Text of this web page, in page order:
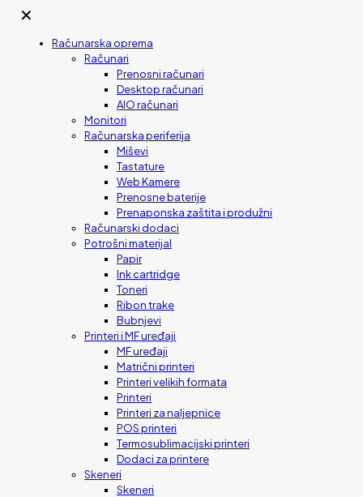
✕
Računarska oprema
Računari
Prenosni računari
Desktop računari
AIO računari
Monitori
Računarska periferija
Miševi
Tastature
Web Kamere
Prenosne baterije
Prenaponska zaštita i produžni
Računarski dodaci
Potrošni materijal
Papir
Ink cartridge
Toneri
Ribon trake
Bubnjevi
Printeri i MF uređaji
MF uređaji
Matrični printeri
Printeri velikih formata
Printeri
Printeri za naljepnice
POS printeri
Termosublimacijski printeri
Dodaci za printere
Skeneri
Skeneri